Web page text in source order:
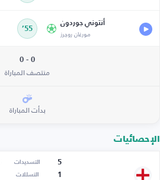
أنتوني جوردون
مورغان روجرز 55’
0 - 0
منتصف المباراة
بدأت المباراة
الإحصائيات
5 التسديدات
1
التسللات